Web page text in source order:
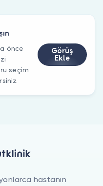
önce
seçim
Görüş
Ekle
hastanın